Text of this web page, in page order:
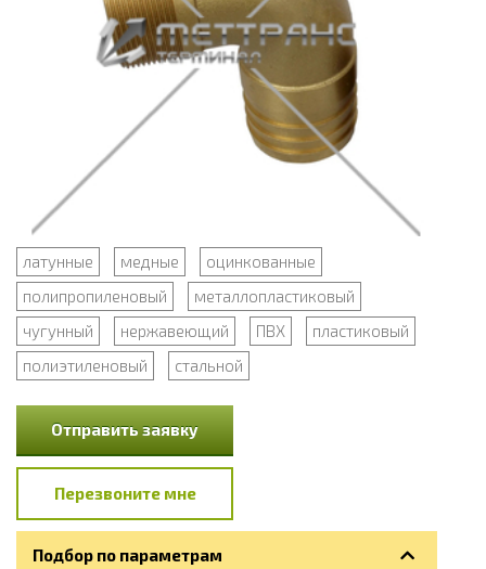
латунные медные
оцинкованные
полипропиленовый
металлопластиковый
чугунный
нержавеющий ПВХ
пластиковый
полиэтиленовый
стальной
Отправить заявку
Перезвоните мне
Подбор по параметрам